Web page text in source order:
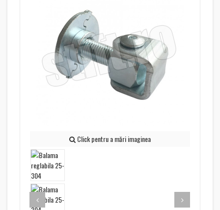
Click pentru a mări imaginea